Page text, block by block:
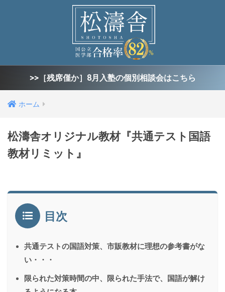
>>［残席僅か］8月入塾の個別相談会はこちら
ホーム
松濤舎オリジナル教材『共通テスト国語
教材リミット』
目次
共通テストの国語対策、市販教材に理想の参考書がな
い・・・
限られた対策時間の中、限られた手法で、国語が解け